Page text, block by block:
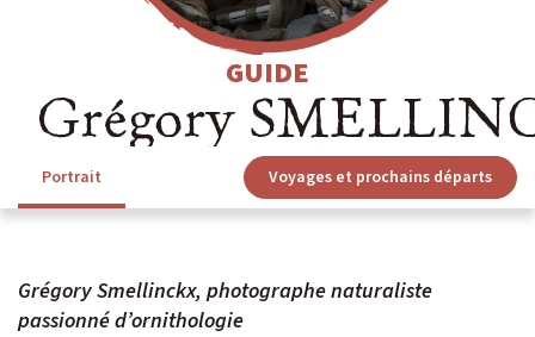
Niveau 4 à 5 / Itinérance
Voyage signature
Voyage d’auteur
Exploration
Fêtes & Festivals
Rencontre et Immersion
GUIDE
Grégory
Portrait Voyages et prochains départs
Grégory Smellinckx, photographe naturaliste
passionné d’ornithologie